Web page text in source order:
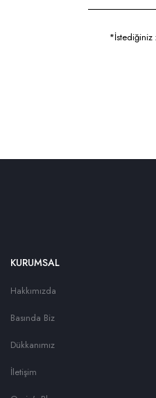
*İstediğiniz
KURUMSAL
Hakkımızda
Basında Biz
Dükkanımız
İletişim